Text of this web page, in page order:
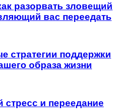
разорвать зловещий
вас переедать
стратегии поддержки
образа жизни
стресс и переедание